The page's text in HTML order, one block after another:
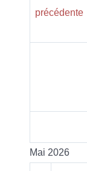
Mai 2026